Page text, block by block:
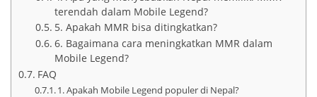
terendah dalam Mobile Legend?
5. Apakah MMR bisa ditingkatkan?
6. Bagaimana cara meningkatkan MMR dalam
Mobile Legend?
FAQ
1. Apakah Mobile Legend populer di Nepal?